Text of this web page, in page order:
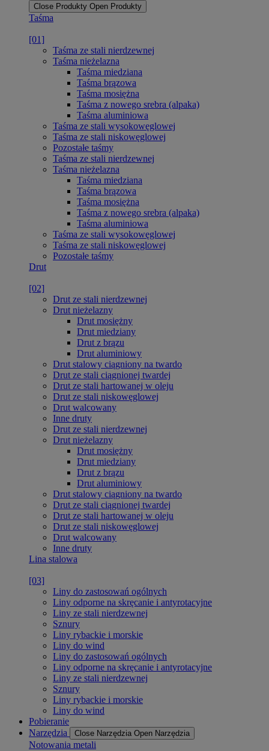
Close Produkty Open Produkty
Taśma
[01]
Taśma ze stali nierdzewnej
Taśma nieżelazna
Taśma miedziana
Taśma brązowa
Taśma mosiężna
Taśma z nowego srebra (alpaka)
Taśma aluminiowa
Taśma ze stali wysokowęglowej
Taśma ze stali niskowęglowej
Pozostałe taśmy
Taśma ze stali nierdzewnej
Taśma nieżelazna
Taśma miedziana
Taśma brązowa
Taśma mosiężna
Taśma z nowego srebra (alpaka)
Taśma aluminiowa
Taśma ze stali wysokowęglowej
Taśma ze stali niskowęglowej
Pozostałe taśmy
Drut
[02]
Drut ze stali nierdzewnej
Drut nieżelazny
Drut mosiężny
Drut miedziany
Drut z brązu
Drut aluminiowy
Drut stalowy ciągniony na twardo
Drut ze stali ciągnionej twardej
Drut ze stali hartowanej w oleju
Drut ze stali niskowęglowej
Drut walcowany
Inne druty
Drut ze stali nierdzewnej
Drut nieżelazny
Drut mosiężny
Drut miedziany
Drut z brązu
Drut aluminiowy
Drut stalowy ciągniony na twardo
Drut ze stali ciągnionej twardej
Drut ze stali hartowanej w oleju
Drut ze stali niskowęglowej
Drut walcowany
Inne druty
Lina stalowa
[03]
Liny do zastosowań ogólnych
Liny odporne na skręcanie i antyrotacyjne
Liny ze stali nierdzewnej
Sznury
Liny rybackie i morskie
Liny do wind
Liny do zastosowań ogólnych
Liny odporne na skręcanie i antyrotacyjne
Liny ze stali nierdzewnej
Sznury
Liny rybackie i morskie
Liny do wind
Pobieranie
Narzędzia
Close Narzędzia Open Narzędzia
Notowania metali